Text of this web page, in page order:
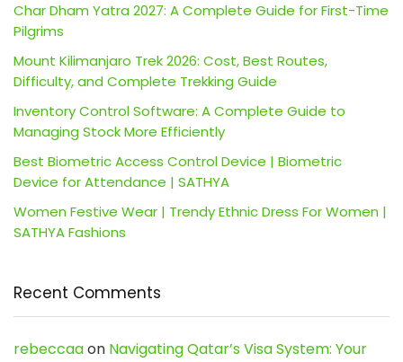
Char Dham Yatra 2027: A Complete Guide for First-Time
Pilgrims
Mount Kilimanjaro Trek 2026: Cost, Best Routes,
Difficulty, and Complete Trekking Guide
Inventory Control Software: A Complete Guide to
Managing Stock More Efficiently
Best Biometric Access Control Device | Biometric
Device for Attendance | SATHYA
Women Festive Wear | Trendy Ethnic Dress For Women |
SATHYA Fashions
Recent Comments
rebeccaaon Navigating Qatar’s Visa System: Your